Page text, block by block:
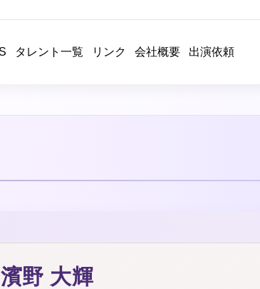
タレント一覧 リンク 会社概要 出演依頼
濱野 大輝